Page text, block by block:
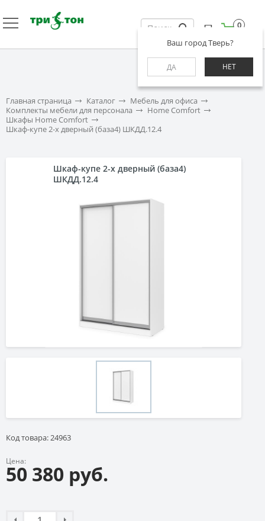
Ваш город Тверь?
ДА НЕТ
0
Главная страница Каталог
Мебель для офиса
Комплекты мебели для персонала
Home Comfort
Шкафы Home Comfort
Шкаф-купе 2-х дверный (база4) ШКДД.12.4
Шкаф-купе 2-х дверный (база4)
ШКДД.12.4
Код товара: 24963
Цена:
50 380 руб.